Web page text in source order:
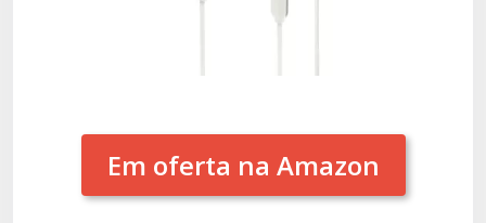
Em oferta na Amazon